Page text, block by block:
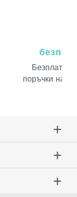
Безплатна
поръчки над